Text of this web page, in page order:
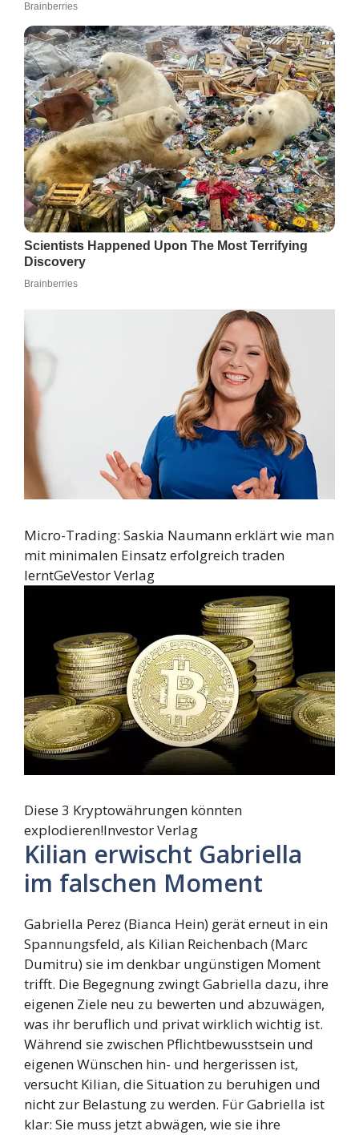
Micro-Trading: Saskia Naumann erklärt wie man
mit minimalen Einsatz erfolgreich traden
lerntGeVestor Verlag
Diese 3 Kryptowährungen könnten
explodieren!Investor Verlag
Kilian erwischt Gabriella
im falschen Moment
Gabriella Perez (Bianca Hein) gerät erneut in ein
Spannungsfeld, als Kilian Reichenbach (Marc
Dumitru) sie im denkbar ungünstigen Moment
trifft. Die Begegnung zwingt Gabriella dazu, ihre
eigenen Ziele neu zu bewerten und abzuwägen,
was ihr beruflich und privat wirklich wichtig ist.
Während sie zwischen Pflichtbewusstsein und
eigenen Wünschen hin- und hergerissen ist,
versucht Kilian, die Situation zu beruhigen und
nicht zur Belastung zu werden. Für Gabriella ist
klar: Sie muss jetzt abwägen, wie sie ihre